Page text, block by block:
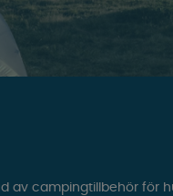
av campingtillbehör för